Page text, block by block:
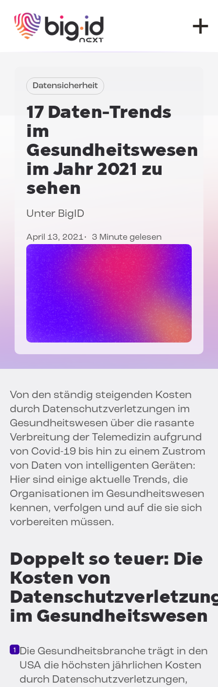
Datensicherheit
17 Daten-Trends
im
Gesundheitswesen
im Jahr 2021 zu
sehen
Unter BigID
April 13, 2021 3 Minute gelesen
Von den ständig steigenden Kosten
durch Datenschutzverletzungen im
Gesundheitswesen über die rasante
Verbreitung der Telemedizin aufgrund
von Covid-19 bis hin zu einem Zustrom
von Daten von intelligenten Geräten:
Hier sind einige aktuelle Trends, die
Organisationen im Gesundheitswesen
kennen, verfolgen und auf die sie sich
vorbereiten müssen.
Doppelt so teuer: Die
Kosten von
im Gesundheitswesen
Die Gesundheitsbranche trägt in den
USA die höchsten jährlichen Kosten
durch Datenschutzverletzungen,